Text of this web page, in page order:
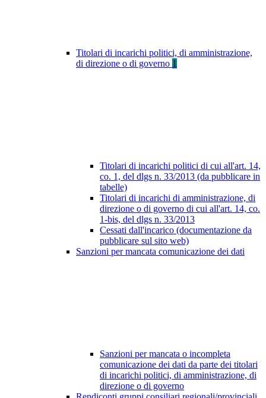
Titolari di incarichi politici, di amministrazione,
di direzione o di governo 1
Titolari di incarichi politici di cui all'art. 14,
co. 1, del dlgs n. 33/2013 (da pubblicare in
tabelle)
Titolari di incarichi di amministrazione, di
direzione o di governo di cui all'art. 14, co.
1-bis, del dlgs n. 33/2013
Cessati dall'incarico (documentazione da
pubblicare sul sito web)
Sanzioni per mancata comunicazione dei dati
Sanzioni per mancata o incompleta
comunicazione dei dati da parte dei titolari
di incarichi politici, di amministrazione, di
direzione o di governo